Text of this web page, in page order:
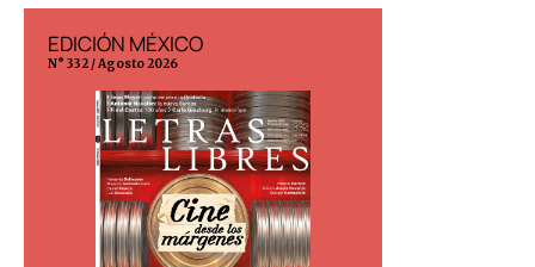
EDICIÓN MÉXICO
N° 332 / Agosto 2026